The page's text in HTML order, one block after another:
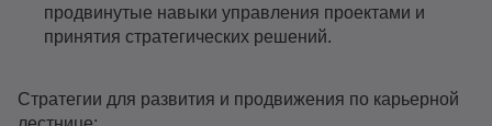
продвинутые навыки управления проектами и
принятия стратегических решений.
Стратегии для развития и продвижения по карьерной